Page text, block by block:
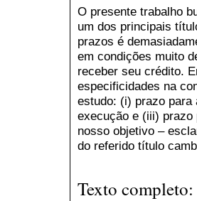
O presente trabalho
um dos principais
prazos é
em condições muito
receber seu crédito.
especificidades na
estudo: (i) prazo
execução e (iii)
nosso objetivo –
do referido título
Texto completo: